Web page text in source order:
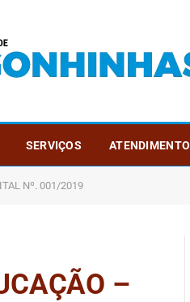
SERVIÇOS ATENDIMENTO
Nº. 001/2019
–